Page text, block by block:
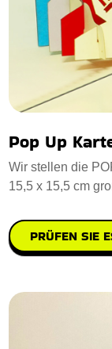
Pop Up
Wir stellen die
15,5 x 15,5 cm
PRÜFEN SIE